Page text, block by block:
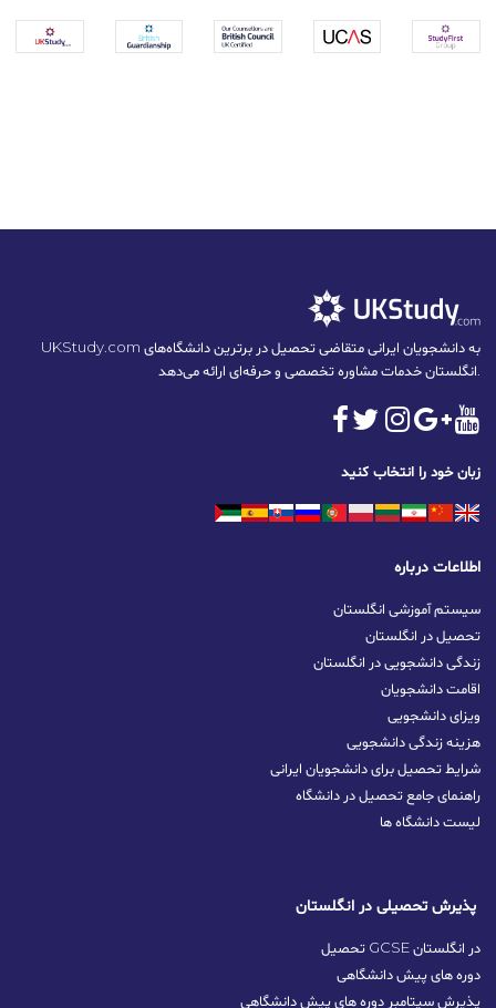
UKStudy.com به دانشجویان ایرانی متقاضی تحصیل در برترین دانشگاه‌های
زبان خود را انتخاب کنید
اطلاعات درباره
سیستم آموزشی انگلستان
تحصیل در انگلستان
زندگی دانشجویی در انگلستان
اقامت دانشجویان
ویزای دانشجویی
هزینه زندگی دانشجویی
شرایط تحصیل برای دانشجویان ایرانی
راهنمای جامع تحصیل در دانشگاه
لیست دانشگاه ها
پذیرش تحصیلی در انگلستان
تحصیل GCSE در انگلستان
دوره های پیش دانشگاهی
پذیرش سپتامبر دوره های پیش دانشگاهی